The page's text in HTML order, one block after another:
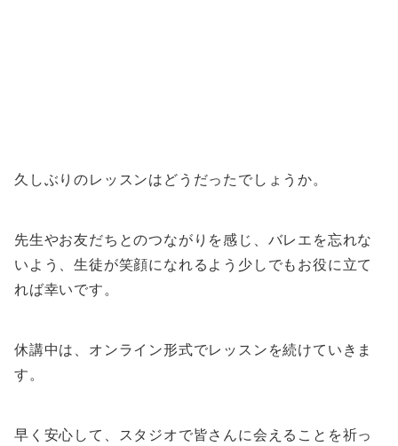
久しぶりのレッスンはどうだったでしょうか。
先生やお友だちとのつながりを感じ、バレエを忘れな
いよう、生徒が笑顔になれるよう少しでもお役に立て
れば幸いです。
休講中は、オンライン形式でレッスンを続けていきま
す。
早く安心して、スタジオで皆さんに会えることを祈っ